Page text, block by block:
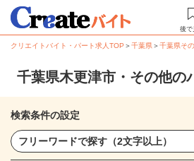
後で
クリエイトバイト・パート求人TOP ＞千葉県＞千葉県そ
千葉県木更津市・その他の
検索条件の設定